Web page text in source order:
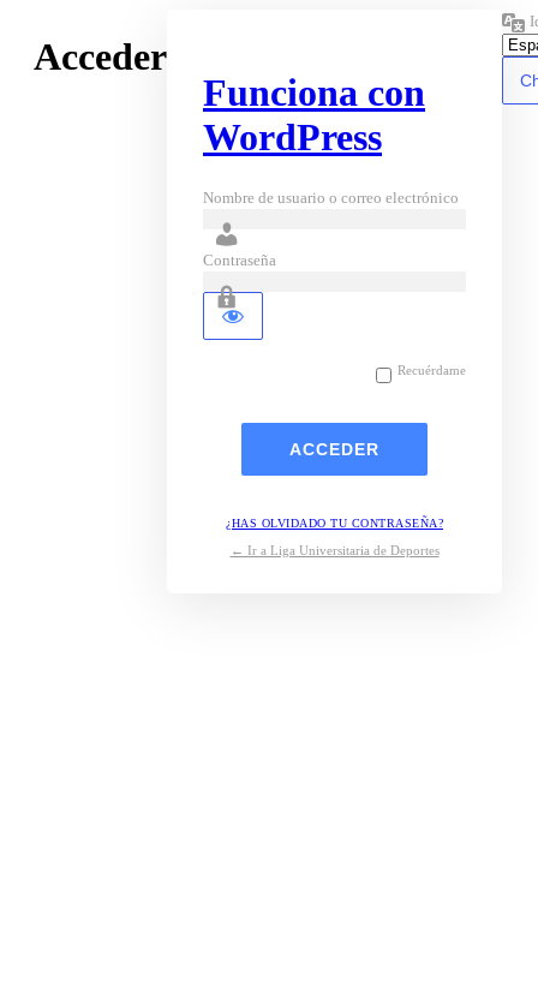
Acceder
Funciona con
WordPress
Nombre de usuario o correo electrónico
Contraseña
Recuérdame
¿HAS OLVIDADO TU CONTRASEÑA?
← Ir a Liga Universitaria de Deportes